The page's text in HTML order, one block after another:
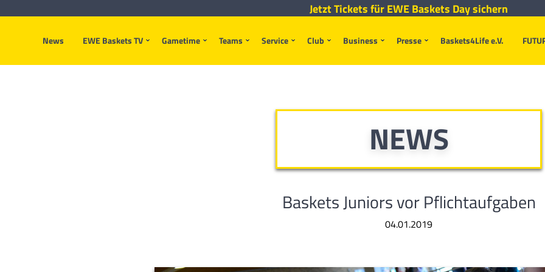
News EWE Baskets TV Gametime Teams Service Club Business Presse Baskets4Life e.V.
Jetzt Tickets für EWE Baskets Day sichern
NEWS
Baskets Juniors vor Pflichtaufgaben
04.01.2019